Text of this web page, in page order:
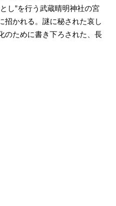
し”を行う武蔵晴明神社の宮
招かれる。謎に秘された哀し
ために書き下ろされた、長